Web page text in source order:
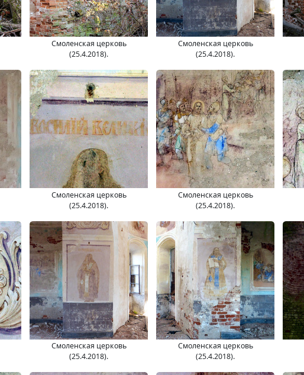
Смоленская церковь
(25.4.2018).
Смоленская церковь
(25.4.2018).
Смоленская церковь
(25.4.2018).
Смоленская церковь
(25.4.2018).
Смоленская церковь
(25.4.2018).
Смоленская церковь
(25.4.2018).